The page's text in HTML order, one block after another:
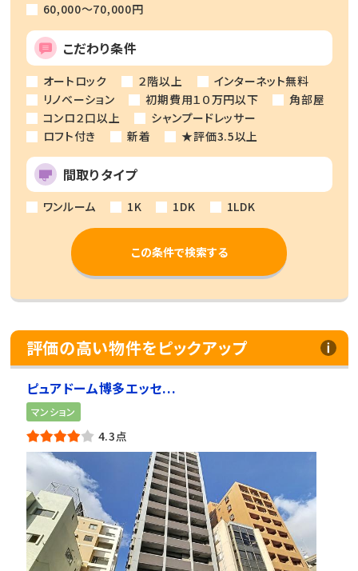
60,000～70,000円
こだわり条件
オートロック ２階以上
インターネット無料
リノベーション
初期費用１０万円以下
角部屋
コンロ２口以上
シャンプードレッサー
ロフト付き
新着 ★評価3.5以上
間取りタイプ
ワンルーム 1K 1DK 1LDK
この条件で検索する
評価の高い物件をピックアップ
ピュアドーム博多エッセ...
マンション
4.3点